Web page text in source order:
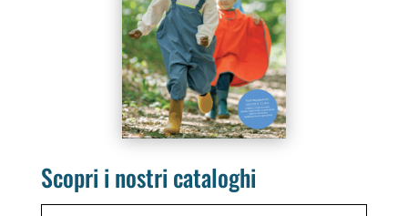
Scopri i nostri cataloghi